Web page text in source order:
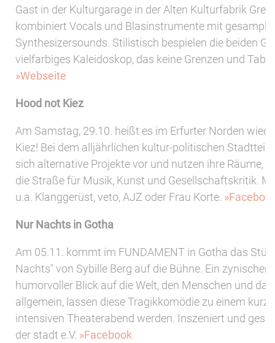
Gast in der Kulturgarage in der Alten Kulturfabrik
kombiniert Vocals und Blasinstrumente mit
Synthesizersounds. Stilistisch bespielen die beiden
vielfarbiges Kaleidoskop, das keine Grenzen und
»Webseite
Hood not Kiez
Am Samstag, 29.10. heißt es im Erfurter Norden
Kiez! Bei dem alljährlichen kultur-politischen
sich alternative Projekte vor und nutzen ihre Räume,
die Straße für Musik, Kunst und Gesellschaftskritik.
u.a. Klanggerüst, veto, AJZ oder Frau Korte.
Nur Nachts in Gotha
Am 05.11. kommt im FUNDAMENT in Gotha das
Nachts" von Sybille Berg auf die Bühne. Ein zynischer
humorvoller Blick auf die Welt, den Menschen und das
allgemein, lassen diese Tragikkomödie zu einem
intensiven Theaterabend werden. Inszeniert und
der stadt e.V. »Facebook